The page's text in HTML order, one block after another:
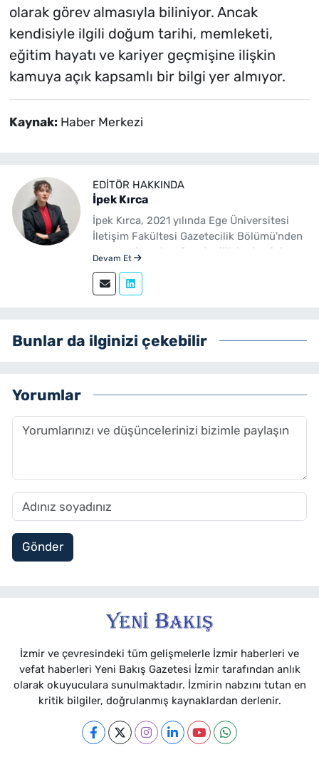
olarak görev almasıyla biliniyor. Ancak
kendisiyle ilgili doğum tarihi, memleketi,
eğitim hayatı ve kariyer geçmişine ilişkin
kamuya açık kapsamlı bir bilgi yer almıyor.
Kaynak: Haber Merkezi
EDITÖR HAKKINDA
İpek Kırca
İpek Kırca, 2021 yılında Ege Üniversitesi
İletişim Fakültesi Gazetecilik Bölümü'nden
mezun olmuştur. Gazetecilik kariyerini
yenibakishaber.com bünyesinde muhabir
ve editör olarak görev yapmaktadır.
Devam Et
Bunlar da ilginizi çekebilir
Yorumlar
Gönder
İzmir ve çevresindeki tüm gelişmelerle İzmir haberleri ve
vefat haberleri Yeni Bakış Gazetesi İzmir tarafından anlık
olarak okuyuculara sunulmaktadır. İzmirin nabzını tutan en
kritik bilgiler, doğrulanmış kaynaklardan derlenir.